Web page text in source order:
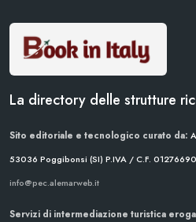
La directory delle strutture
Sito editoriale e tecnologico curato da:
53036 Poggibonsi (SI) P.IVA / C.F.
info@pec.alemarweb.it
Servizi di intermediazione turistica